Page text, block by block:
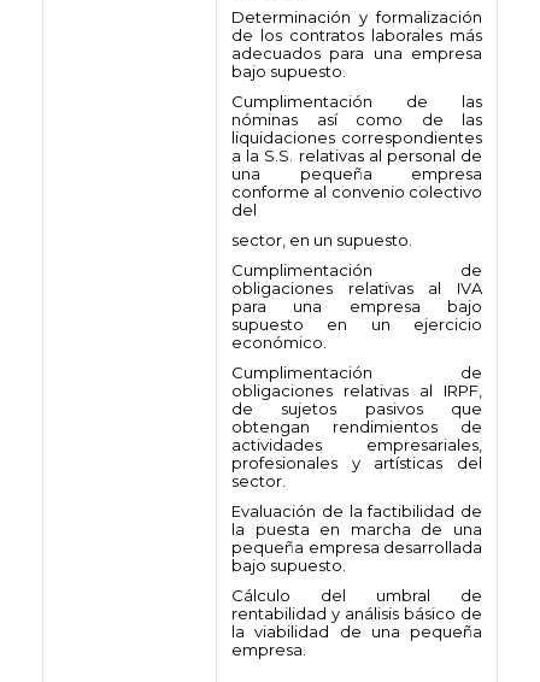
Determinación y formalización
de los contratos laborales más
adecuados para una empresa
bajo supuesto.
Cumplimentación de las
nóminas así como de las
liquidaciones correspondientes
a la S.S. relativas al personal de
una pequeña empresa
conforme al convenio colectivo
del
sector, en un supuesto.
Cumplimentación de
obligaciones relativas al IVA
para una empresa bajo
supuesto en un ejercicio
económico.
Cumplimentación de
obligaciones relativas al IRPF,
de sujetos pasivos que
obtengan rendimientos de
actividades empresariales,
profesionales y artísticas del
sector.
Evaluación de la factibilidad de
la puesta en marcha de una
pequeña empresa desarrollada
bajo supuesto.
Cálculo del umbral de
rentabilidad y análisis básico de
la viabilidad de una pequeña
empresa.